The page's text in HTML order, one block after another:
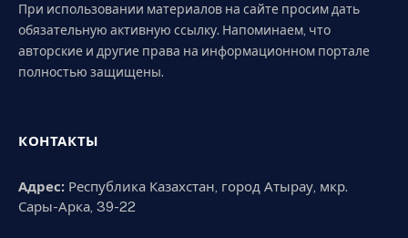
При использовании материалов на сайте просим дать
обязательную активную ссылку. Напоминаем, что
авторские и другие права на информационном портале
полностью защищены.
КОНТАКТЫ
Адрес: Республика Казахстан, город Атырау, мкр.
Сары-Арка, 39-22